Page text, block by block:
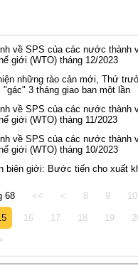
về SPS của các nước thành
giới (WTO) tháng 12/2023
những rào cản mới, Thứ
3 tháng giao ban một lần
về SPS của các nước thành
giới (WTO) tháng 11/2023
về SPS của các nước thành
giới (WTO) tháng 10/2023
biên giới: Bước tiến cho xuất
68 << < 8 9 10
16 17 18 19